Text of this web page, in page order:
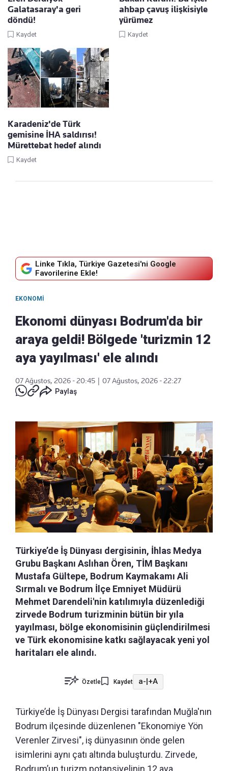
Galatasaray'a geri
döndü!
Kaydet
ahbap çavuş ilişkisiyle
yürümez
Kaydet
Karadeniz'de Türk
gemisine İHA saldırısı!
Mürettebat hedef alındı
Kaydet
Linke Tıkla, Türkiye Gazetesi'ni Google
Favorilerine Ekle!
EKONOMI
Ekonomi dünyası Bodrum'da bir
araya geldi! Bölgede 'turizmin 12
aya yayılması' ele alındı
07 Ağustos, 2026 - 20:45
07 Ağustos, 2026 - 22:27
Paylaş
Türkiye’de İş Dünyası dergisinin, İhlas Medya
Grubu Başkanı Aslıhan Ören, TİM Başkanı
Mustafa Gültepe, Bodrum Kaymakamı Ali
Sırmalı ve Bodrum İlçe Emniyet Müdürü
Mehmet Darendeli'nin katılımıyla düzenlediği
zirvede Bodrum turizminin bütün bir yıla
yayılması, bölge ekonomisinin güçlendirilmesi
ve Türk ekonomisine katkı sağlayacak yeni yol
haritaları ele alındı.
Özetle Kaydet a- +A
Türkiye’de İş Dünyası Dergisi tarafından Muğla'nın
Bodrum ilçesinde düzenlenen "Ekonomiye Yön
Verenler Zirvesi", iş dünyasının önde gelen
isimlerini aynı çatı altında buluşturdu. Zirvede,
Bodrum’un turizm potansiyelinin 12 aya